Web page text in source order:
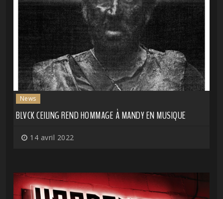
News
BLVCK CEILING REND HOMMAGE À MANDY EN MUSIQUE
14 avril 2022